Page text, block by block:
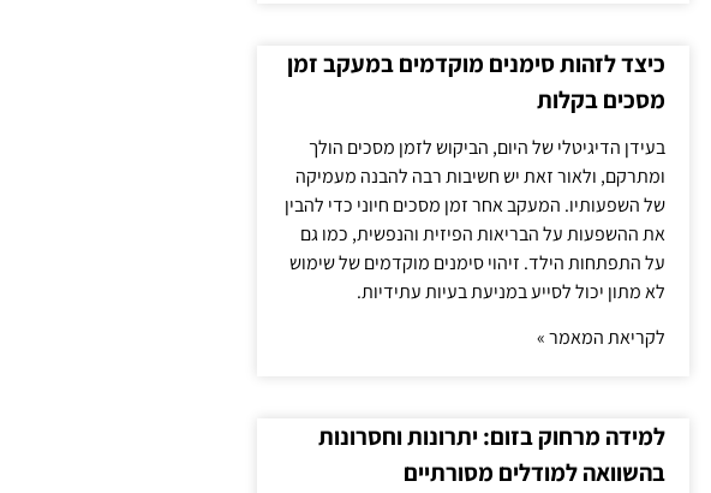
כיצד לזהות סימנים מוקדמים במעקב זמן
מסכים בקלות
בעידן הדיגיטלי של היום, הביקוש לזמן מסכים הולך
ומתרקם, ולאור זאת יש חשיבות רבה להבנה מעמיקה
של השפעותיו. המעקב אחר זמן מסכים חיוני כדי להבין
את ההשפעות על הבריאות הפיזית והנפשית, כמו גם
על התפתחות הילד. זיהוי סימנים מוקדמים של שימוש
לא מתון יכול לסייע במניעת בעיות עתידיות.
לקריאת המאמר »
למידה מרחוק בזום: יתרונות וחסרונות
בהשוואה למודלים מסורתיים